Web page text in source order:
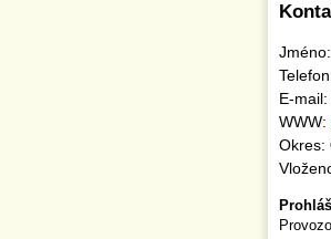
Jméno:
E-mail:
WWW:
Okres: